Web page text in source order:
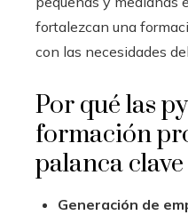
fortalezcan una
con las necesidades
Por qué las
formación
palanca clave
Generación de